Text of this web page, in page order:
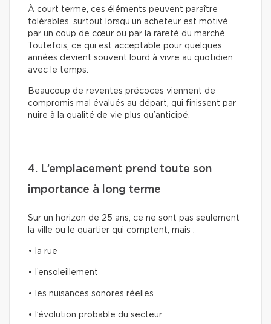
À court terme, ces éléments peuvent paraître
tolérables, surtout lorsqu’un acheteur est motivé
par un coup de cœur ou par la rareté du marché.
Toutefois, ce qui est acceptable pour quelques
années devient souvent lourd à vivre au quotidien
avec le temps.
Beaucoup de reventes précoces viennent de
compromis mal évalués au départ, qui finissent par
nuire à la qualité de vie plus qu’anticipé.
4. L’emplacement prend toute son
importance à long terme
Sur un horizon de 25 ans, ce ne sont pas seulement
la ville ou le quartier qui comptent, mais :
• la rue
• l’ensoleillement
• les nuisances sonores réelles
• l’évolution probable du secteur